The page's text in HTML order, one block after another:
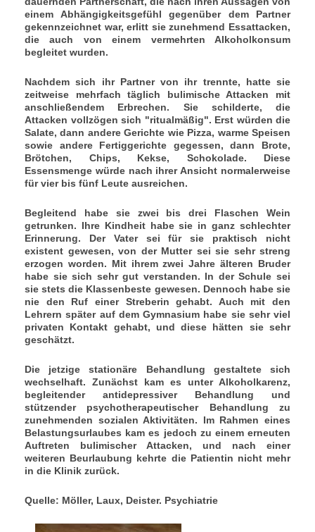
einem Abhängigkeitsgefühl gegenüber dem Partner
gekennzeichnet war, erlitt sie zunehmend Essattacken,
die auch von einem vermehrten Alkoholkonsum
begleitet wurden.
Nachdem sich ihr Partner von ihr trennte, hatte sie
zeitweise mehrfach täglich bulimische Attacken mit
anschließendem Erbrechen. Sie schilderte, die
Attacken vollzögen sich "ritualmäßig". Erst würden die
Salate, dann andere Gerichte wie Pizza, warme Speisen
sowie andere Fertiggerichte gegessen, dann Brote,
Brötchen, Chips, Kekse, Schokolade. Diese
Essensmenge würde nach ihrer Ansicht normalerweise
für vier bis fünf Leute ausreichen.
Begleitend habe sie zwei bis drei Flaschen Wein
getrunken. Ihre Kindheit habe sie in ganz schlechter
Erinnerung. Der Vater sei für sie praktisch
nicht
existent gewesen, von der Mutter sei sie sehr streng
erzogen worden. Mit ihrem zwei Jahre älteren Bruder
habe sie sich sehr gut verstanden. In der Schule sei
sie stets die Klassenbeste gewesen. Dennoch habe sie
nie den Ruf einer Streberin gehabt. Auch mit den
Lehrern später auf dem Gymnasium habe sie sehr viel
privaten Kontakt gehabt, und diese hätten sie sehr
geschätzt.
Die jetzige stationäre Behandlung gestaltete sich
wechselhaft. Zunächst kam es unter Alkoholkarenz,
begleitender antidepressiver Behandlung und
stützender psychotherapeutischer Behandlung zu
zunehmenden sozialen Aktivitäten. Im Rahmen eines
Belastungsurlaubes kam es jedoch zu einem erneuten
Auftreten bulimischer Attacken, und nach einer
weiteren Beurlaubung kehrte die Patientin nicht mehr
in die Klinik zurück.
Quelle: Möller, Laux, Deister. Psychiatrie